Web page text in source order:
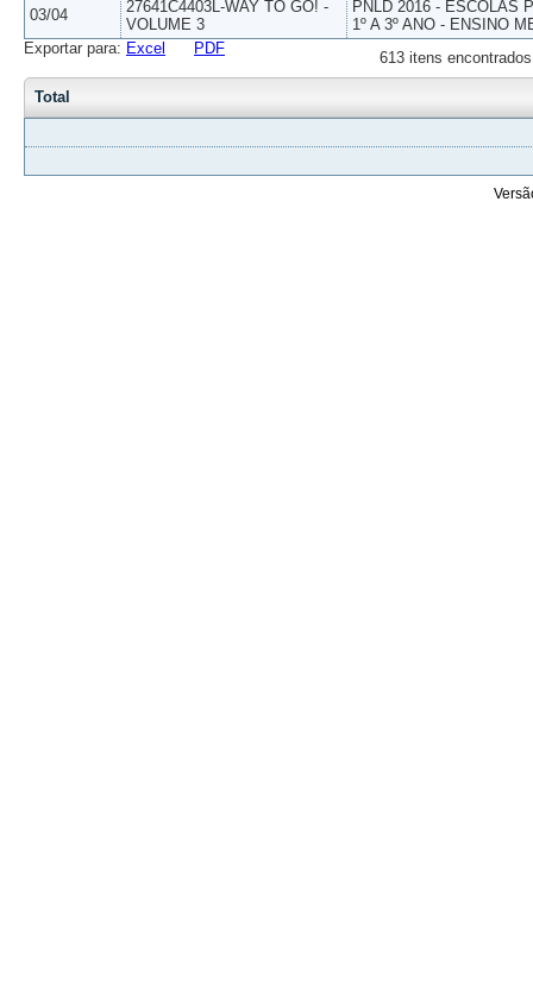
03/04
27641C4403L-WAY TO GO! -
VOLUME 3
PNLD 2016 - ESCOLAS
1º A 3º ANO - ENSINO
613 itens
Exportar para: Excel PDF
Total